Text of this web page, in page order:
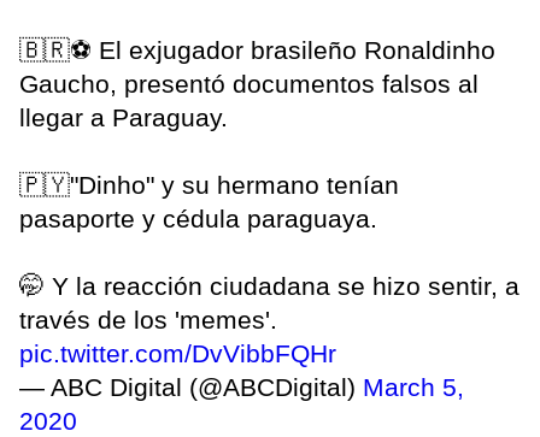
🇧🇷⚽️ El exjugador brasileño Ronaldinho
Gaucho, presentó documentos falsos al
llegar a Paraguay.
🇵🇾"Dinho" y su hermano tenían
pasaporte y cédula paraguaya.
🤭 Y la reacción ciudadana se hizo sentir, a
través de los 'memes'.
pic.twitter.com/DvVibbFQHr
— ABC Digital (@ABCDigital) March 5,
2020